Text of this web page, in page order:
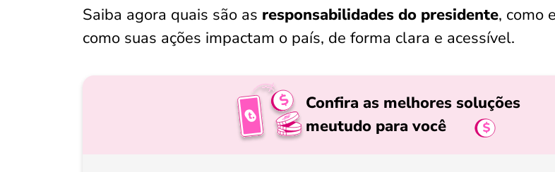
Saiba agora quais são as responsabilidades do presidente, como
como suas ações impactam o país, de forma clara e acessível.
Confira as melhores soluções
meutudo para você